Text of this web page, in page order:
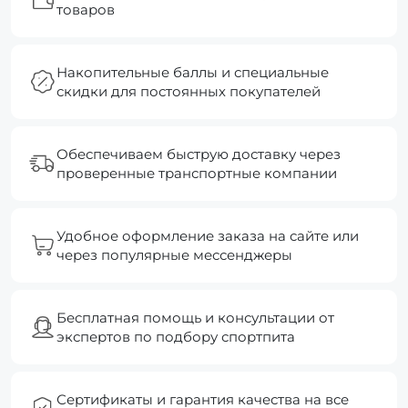
товаров
Накопительные баллы и специальные
скидки для постоянных покупателей
Обеспечиваем быструю доставку через
проверенные транспортные компании
Удобное оформление заказа на сайте или
через популярные мессенджеры
Бесплатная помощь и консультации от
экспертов по подбору спортпита
Сертификаты и гарантия качества на все